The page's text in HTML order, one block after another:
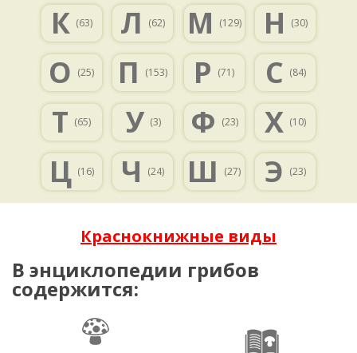
К (63) Л (62) М (129) Н (30)
О (25) П (153) Р (71) С (84)
Т (65) У (3) Ф (23) Х (10)
Ц (16) Ч (24) Ш (27) Э (23)
Краснокнижные виды
В энциклопедии грибов
содержится: